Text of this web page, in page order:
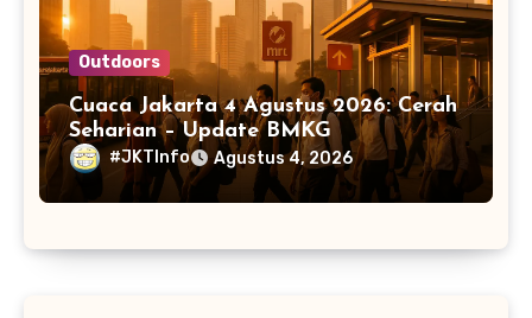
Outdoors
Cuaca Jakarta 4 Agustus 2026: Cerah
Seharian – Update BMKG
#JKTInfo Agustus 4, 2026